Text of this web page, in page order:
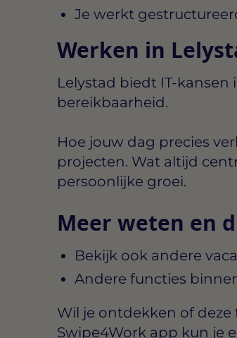
Je werkt
Werken in
Lelystad biedt IT-
bereikbaarheid.
Hoe jouw dag precies
projecten. Wat altijd
persoonlijke groei.
Meer weten en
Bekijk ook andere
Andere functies
Wil je ontdekken of
Swipe4Work app kun je